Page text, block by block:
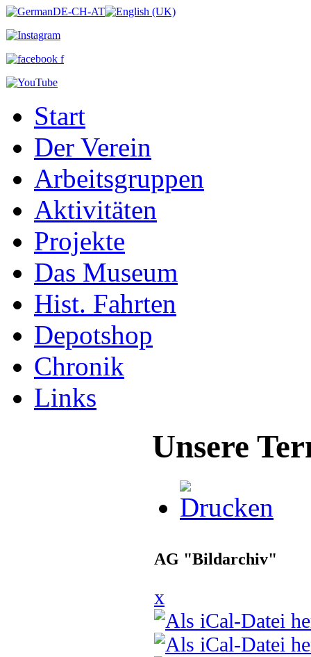
Start
Der Verein
Arbeitsgruppen
Aktivitäten
Projekte
Das Museum
Hist. Fahrten
Depotshop
Chronik
Links
Unsere
AG "Bildarchiv"
x